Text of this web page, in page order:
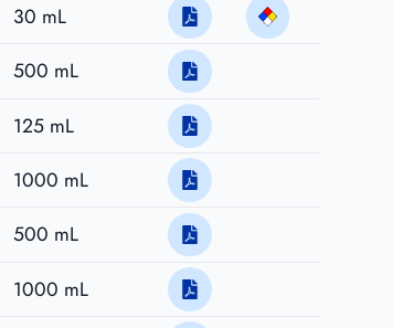
30 mL
500 mL
125 mL
1000 mL
500 mL
1000 mL